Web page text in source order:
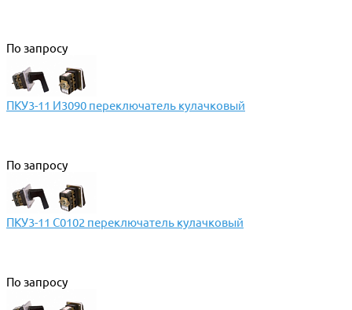
По запросу
ПКУ3-11 И3090 переключатель кулачковый
По запросу
ПКУ3-11 С0102 переключатель кулачковый
По запросу